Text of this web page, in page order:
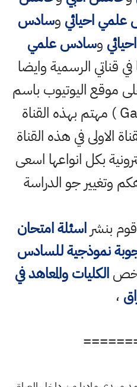
احيائي وسادس
وسادس علمي
قناتي الرسمية وايضا
موقع اليوتيوب باسم
( احمد مهدي Gaming ) مهتم بهذه القناة
الاولى في هذه القناة
بكل انواعها اسعى
وتغيير جو الدراسة
بنشراسئلة امتحان
نموذجية للسادس
الكليات والمعاهد في
،